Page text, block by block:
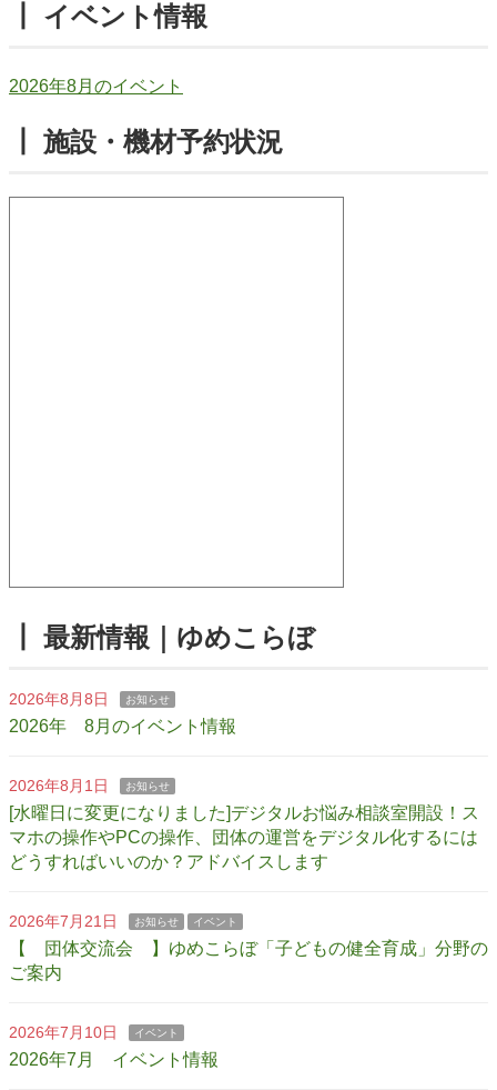
┃ イベント情報
2026年8月のイベント
┃ 施設・機材予約状況
┃ 最新情報｜ゆめこらぼ
2026年8月8日 お知らせ
2026年 8月のイベント情報
2026年8月1日 お知らせ
[水曜日に変更になりました]デジタルお悩み相談室開設！ス
マホの操作やPCの操作、団体の運営をデジタル化するには
どうすればいいのか？アドバイスします
2026年7月21日 お知らせ イベント
【 団体交流会 】ゆめこらぼ「子どもの健全育成」分野の
ご案内
2026年7月10日 イベント
2026年7月 イベント情報